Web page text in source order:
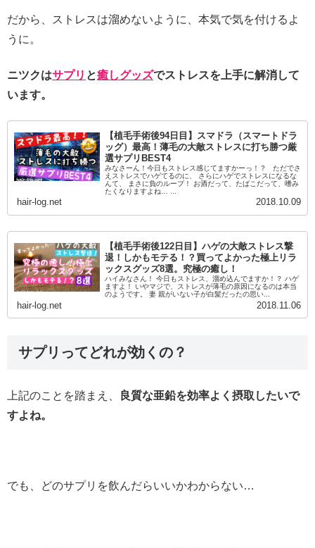
だから、ストレスは溜めないように、本気で気を付けるよ
うに。
ニツクはサプリ と癒しグッズでストレスを上手に解消して
います。
【植毛手術後94日目】スマドラ（スマートドラ
ッグ）最高！薄毛の大敵ストレスに打ち勝つ厳
選サプリBEST4
みなさーん！今日もストレス感じてますかーっ！？ ただでさ
えストレスでハゲてるのに、 さらにハゲでストレスになるな
んて、 まさに負のループ！ お酒だって、たばこだって、嗜み
たくなりますよね… ...
hair-log.net 2018.10.09
【植毛手術後122日目】ハゲの大敵ストレス撃
退！しかもモテる！？買ってよかった極上リラ
ックスグッズ8選。究極の癒し！
ハイみなさん！ 今日もストレス、溜め込んでますか！？ ハゲ
ますよ！ いやマジで、ストレスが薄毛の原因になるのは本当
のようです。 妻 親がいない子が白髪だったの思い...
hair-log.net 2018.11.06
サプリってどれが効くの？
上記のことを踏まえ、
良質な亜鉛を効率よく摂取したいで
すよね。
でも、どのサプリを飲んだらいいかわからない…